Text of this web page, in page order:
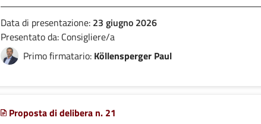
Data di presentazione: 23 giugno 2026
Presentato da: Consigliere/a
Primo firmatario: Köllensperger Paul
Proposta di delibera n. 21